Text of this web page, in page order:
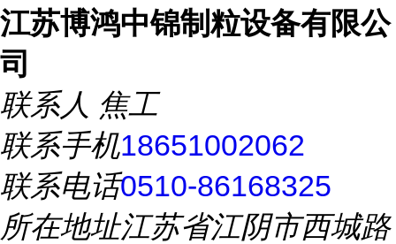
江苏博鸿中锦制粒设备有限公
司
联系人 焦工
联系手机18651002062
联系电话0510-86168325
所在地址江苏省江阴市西城路